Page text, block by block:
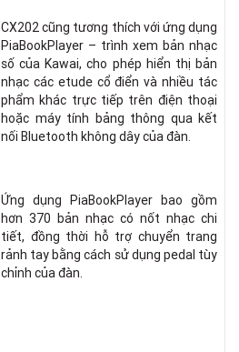
CX202 cũng tương thích với ứng dụng
PiaBookPlayer – trình xem bản nhạc
số của Kawai, cho phép hiển thị bản
nhạc các etude cổ điển và nhiều tác
phẩm khác trực tiếp trên điện thoại
hoặc máy tính bảng thông qua kết
nối Bluetooth không dây của đàn.
Ứng dụng PiaBookPlayer bao gồm
hơn 370 bản nhạc có nốt nhạc chi
tiết, đồng thời hỗ trợ chuyển trang
rảnh tay bằng cách sử dụng pedal tùy
chỉnh của đàn.